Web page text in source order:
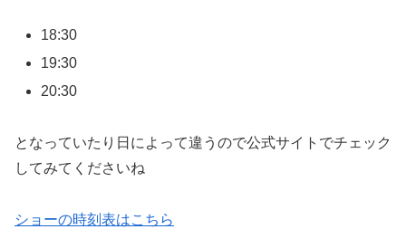
18:30
19:30
20:30
となっていたり日によって違うので公式サイトでチェック
してみてくださいね
ショーの時刻表はこちら